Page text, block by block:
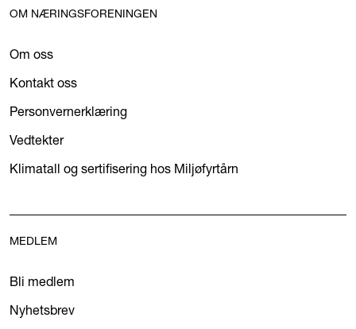
OM NÆRINGSFORENINGEN
Om oss
Kontakt oss
Personvernerklæring
Vedtekter
Klimatall og sertifisering hos Miljøfyrtårn
MEDLEM
Bli medlem
Nyhetsbrev